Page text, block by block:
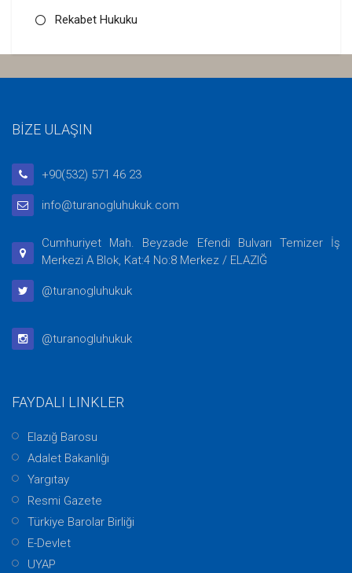
Rekabet Hukuku
BİZE ULAŞIN
+90(532) 571 46 23
info@turanogluhukuk.com
Cumhuriyet Mah. Beyzade Efendi Bulvarı Temizer İş
Merkezi A Blok, Kat:4 No:8 Merkez / ELAZIĞ
@turanogluhukuk
@turanogluhukuk
FAYDALI LINKLER
Elazığ Barosu
Adalet Bakanlığı
Yargıtay
Resmi Gazete
Türkiye Barolar Birliği
E-Devlet
UYAP